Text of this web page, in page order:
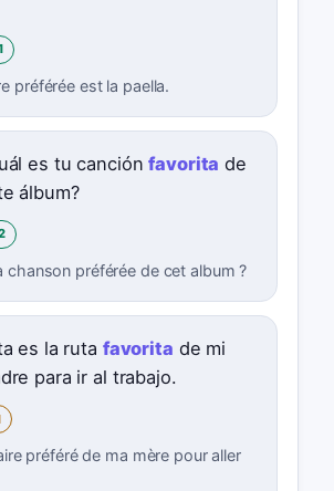
préférée est la paella.
es tu canciónfavorita de
álbum?
chanson préférée de cet album ?
es la ruta favorita de mi
para ir al trabajo.
préféré de ma mère pour aller